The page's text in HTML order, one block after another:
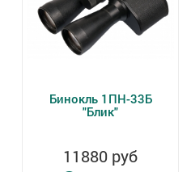
Бинокль 1ПН-33Б
"Блик"
11880 руб